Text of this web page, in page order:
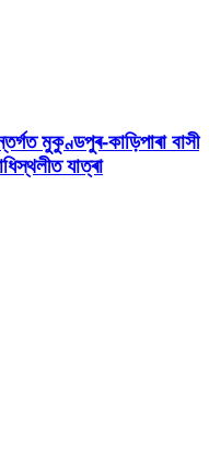
মুকুণ্ডপুৰ-কাড়িপাৰা বাসী
যাত্ৰা